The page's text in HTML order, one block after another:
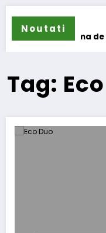
Noutati
extinde gama de
Tag: